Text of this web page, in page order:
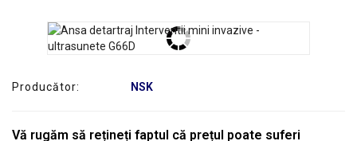
ECHIPAMENTE
SECOND
Producător: NSK
Vă rugăm să rețineți faptul că prețul poate suferi